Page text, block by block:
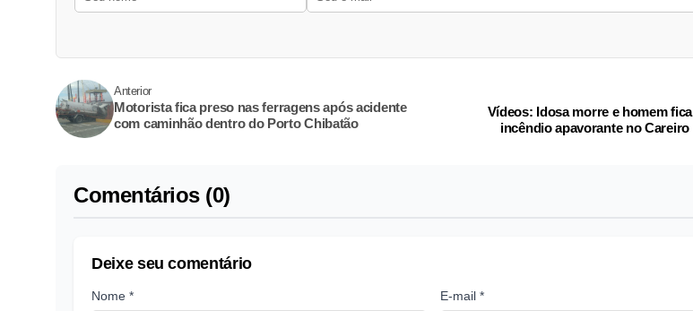
Anterior
Motorista fica preso nas ferragens após acidente
com caminhão dentro do Porto Chibatão
Vídeos: Idosa morre e homem
incêndio apavorante no Careiro
Comentários (0)
Deixe seu comentário
Nome * E-mail *